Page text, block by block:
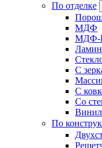
По отделке
МДФ
МДФ-
С
С
Со
По